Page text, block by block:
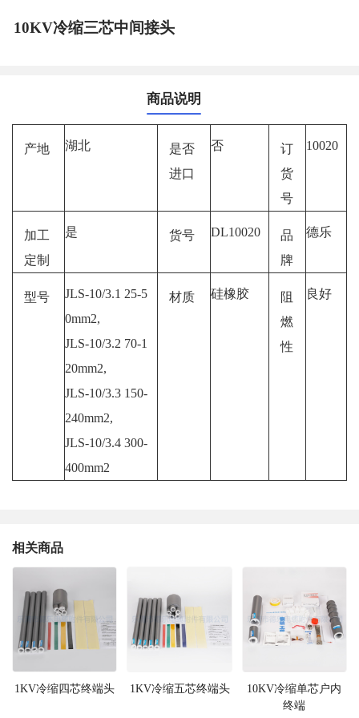
10KV冷缩三芯中间接头
商品说明
产地 湖北
是否
进口
否
订
货
号
10020
加工
定制
是 货号 DL10020
品
牌
德乐
型号
JLS-10/3.1 25-5
0mm2,
JLS-10/3.2 70-1
20mm2,
JLS-10/3.3 150-
240mm2,
JLS-10/3.4 300-
400mm2
材质 硅橡胶
阻
燃
性
良好
相关商品
1KV冷缩四芯终端头 1KV冷缩五芯终端头
10KV冷缩单芯户内
终端